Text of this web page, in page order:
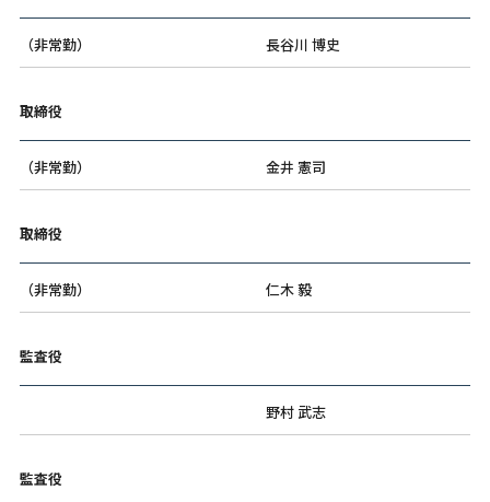
（非常勤） 長谷川 博史
取締役
（非常勤） 金井 憲司
取締役
（非常勤） 仁木 毅
監査役
野村 武志
監査役